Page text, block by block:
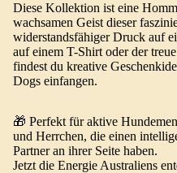
Diese Kollektion ist eine
wachsamen Geist dieser
widerstandsfähiger Druck auf
auf einem T-Shirt oder der
findest du kreative
Dogs einfangen.
🎁 Perfekt für aktive
und Herrchen, die einen
Partner an ihrer Seite haben.
Jetzt die Energie Australiens